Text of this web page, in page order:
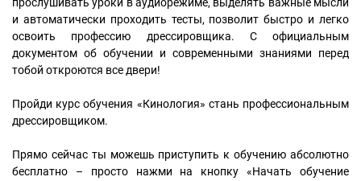
прослушивать уроки в аудиорежиме, выделять важные мысли
и автоматически проходить тесты, позволит быстро и легко
освоить профессию дрессировщика. С официальным
документом об обучении и современными знаниями перед
тобой откроются все двери!
Пройди курс обучения «Кинология» стань профессиональным
дрессировщиком.
Прямо сейчас ты можешь приступить к обучению абсолютно
бесплатно – просто нажми на кнопку «Начать обучение